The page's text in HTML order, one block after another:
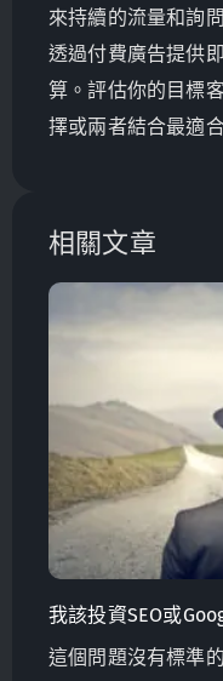
來持續的流量和詢
透過付費廣告提供
算。評估你的目標
擇或兩者結合最適
相關文章
我該投資SEO或
這個問題沒有標準